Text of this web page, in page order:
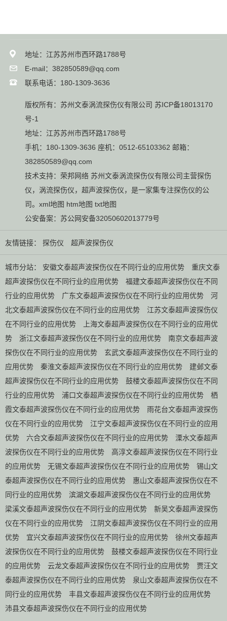
地址：江苏苏州市西环路1788号
E-mail：382850589@qq.com
联系电话：180-1309-3636
版权所有：苏州文泰涡流探伤仪有限公司 苏ICP备18013170
号-1
地址：江苏苏州市西环路1788号
手机：180-1309-3636 座机：0512-65103362 邮箱：
382850589@qq.com
技术支持： 荣邦网络苏州文泰涡流探伤仪有限公司主营探伤
仪， 涡流探伤仪， 超声波探伤仪，是一家集专注探伤仪的公
司。 xml地图 htm地图 txt地图
公安备案： 苏公网安备32050602013779号
友情链接： 探伤仪 超声波探伤仪
城市分站： 安徽文泰超声波探伤仪在不同行业的应用优势
重庆文泰
超声波探伤仪在不同行业的应用优势
福建文泰超声波探伤仪在不同
行业的应用优势
广东文泰超声波探伤仪在不同行业的应用优势
河
北文泰超声波探伤仪在不同行业的应用优势
江苏文泰超声波探伤仪
在不同行业的应用优势
上海文泰超声波探伤仪在不同行业的应用优
势
浙江文泰超声波探伤仪在不同行业的应用优势
南京文泰超声波
探伤仪在不同行业的应用优势
玄武文泰超声波探伤仪在不同行业的
应用优势
秦淮文泰超声波探伤仪在不同行业的应用优势
建邺文泰
超声波探伤仪在不同行业的应用优势
鼓楼文泰超声波探伤仪在不同
行业的应用优势
浦口文泰超声波探伤仪在不同行业的应用优势
栖
霞文泰超声波探伤仪在不同行业的应用优势
雨花台文泰超声波探伤
仪在不同行业的应用优势
江宁文泰超声波探伤仪在不同行业的应用
优势
六合文泰超声波探伤仪在不同行业的应用优势
溧水文泰超声
波探伤仪在不同行业的应用优势
高淳文泰超声波探伤仪在不同行业
的应用优势
无锡文泰超声波探伤仪在不同行业的应用优势
锡山文
泰超声波探伤仪在不同行业的应用优势
惠山文泰超声波探伤仪在不
同行业的应用优势
滨湖文泰超声波探伤仪在不同行业的应用优势
梁溪文泰超声波探伤仪在不同行业的应用优势
新吴文泰超声波探伤
仪在不同行业的应用优势
江阴文泰超声波探伤仪在不同行业的应用
优势
宜兴文泰超声波探伤仪在不同行业的应用优势
徐州文泰超声
波探伤仪在不同行业的应用优势
鼓楼文泰超声波探伤仪在不同行业
的应用优势
云龙文泰超声波探伤仪在不同行业的应用优势
贾汪文
泰超声波探伤仪在不同行业的应用优势
泉山文泰超声波探伤仪在不
同行业的应用优势
丰县文泰超声波探伤仪在不同行业的应用优势
沛县文泰超声波探伤仪在不同行业的应用优势